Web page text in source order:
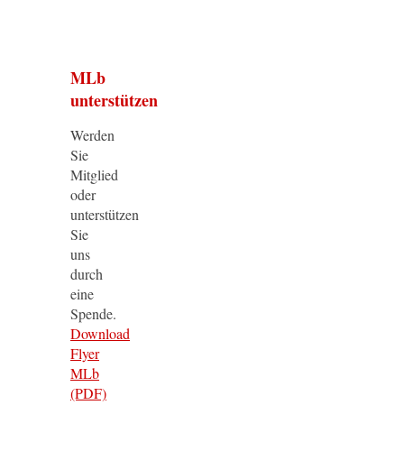
MLb
unterstützen
Werden
Sie
Mitglied
oder
unterstützen
Sie
uns
durch
eine
Spende.
Download
Flyer
MLb
(PDF)